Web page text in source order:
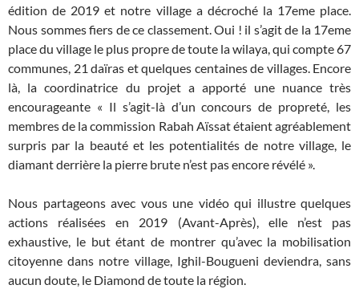
édition de 2019 et notre village a décroché la 17eme place.
Nous sommes fiers de ce classement. Oui ! il s’agit de la 17eme
place du village le plus propre de toute la wilaya, qui compte 67
communes, 21 daïras et quelques centaines de villages. Encore
là, la coordinatrice du projet a apporté une nuance très
encourageante « Il s’agit-là d’un concours de propreté, les
membres de la commission Rabah Aïssat étaient agréablement
surpris par la beauté et les potentialités de notre village, le
diamant derrière la pierre brute n’est pas encore révélé ».
Nous partageons avec vous une vidéo qui illustre quelques
actions réalisées en 2019 (Avant-Après), elle n’est pas
exhaustive, le but étant de montrer qu’avec la mobilisation
citoyenne dans notre village, Ighil-Bougueni deviendra, sans
aucun doute, le Diamond de toute la région.